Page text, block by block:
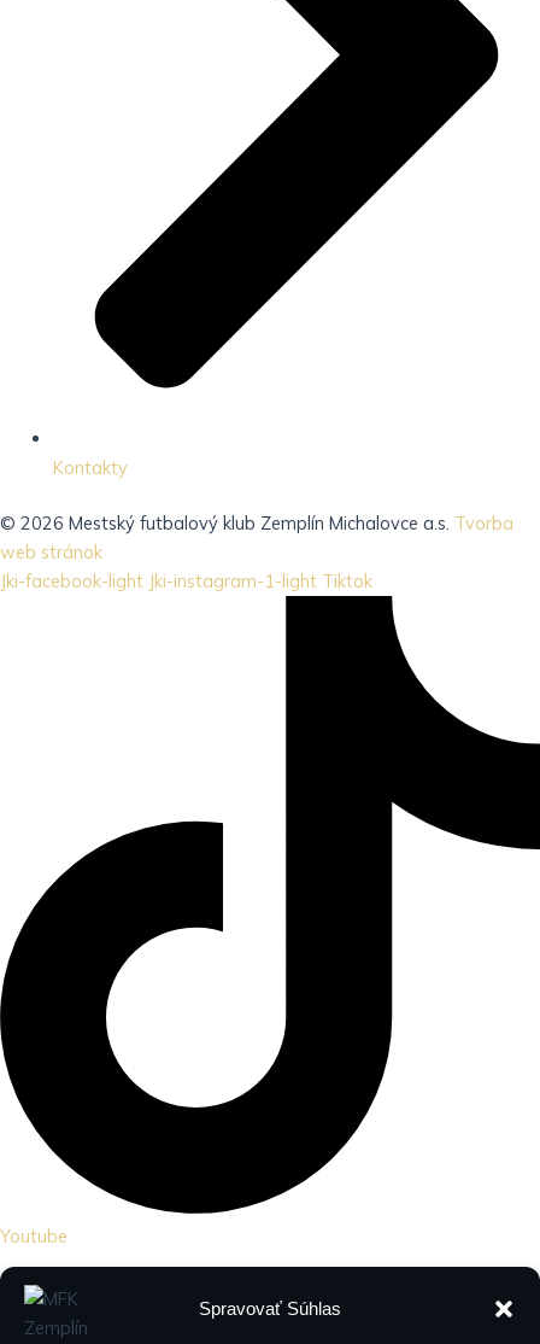
Spravovať Súhlas
Kontakty
© 2026 Mestský futbalový klub Zemplín Michalovce a.s. Tvorba
web stránok
Jki-facebook-light Jki-instagram-1-light Tiktok
Youtube